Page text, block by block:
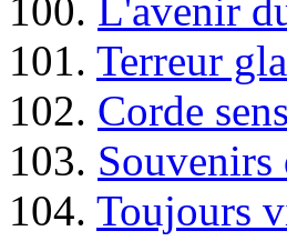
100. L'avenir
101. Terreur
102. Corde
103. Souvenirs
104. Toujours